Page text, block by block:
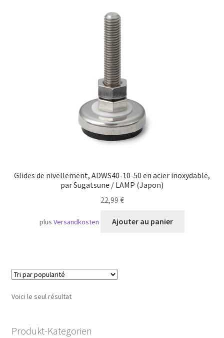
CONDITIONS GÉNÉRALES DE VENTE
Glides de nivellement, ADWS40-10-50 en acier inoxydable,
par Sugatsune / LAMP (Japon)
22,99 €
plusVersandkosten Ajouter au panier
Voici le seul résultat
Produkt-Kategorien